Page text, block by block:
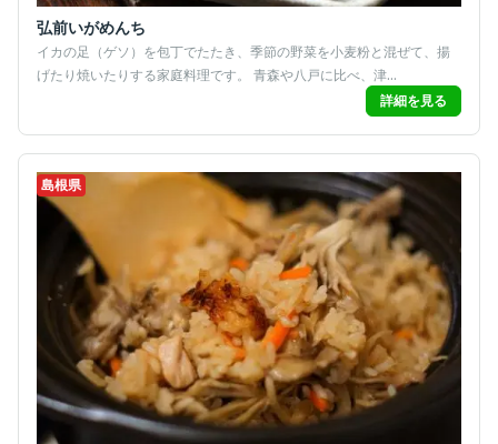
弘前いがめんち
イカの足（ゲソ）を包丁でたたき、季節の野菜を小麦粉と混ぜて、揚
げたり焼いたりする家庭料理です。 青森や八戸に比べ、津...
詳細を見る
島根県